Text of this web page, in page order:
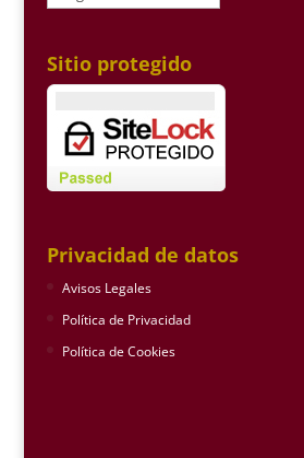
Sitio protegido
Privacidad de datos
Avisos Legales
Política de Privacidad
Política de Cookies